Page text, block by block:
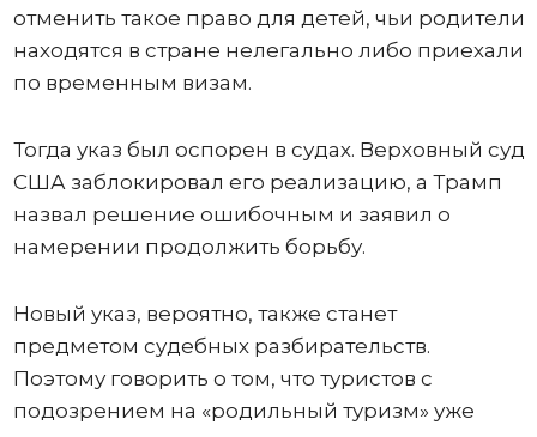
отменить такое право для детей, чьи родители
находятся в стране нелегально либо приехали
по временным визам.
Тогда указ был оспорен в судах. Верховный суд
США заблокировал его реализацию, а Трамп
назвал решение ошибочным и заявил о
намерении продолжить борьбу.
Новый указ, вероятно, также станет
предметом судебных разбирательств.
Поэтому говорить о том, что туристов с
подозрением на «родильный туризм» уже